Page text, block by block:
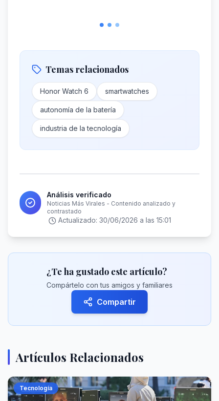
Temas relacionados
Honor Watch 6 smartwatches
autonomía de la batería
industria de la tecnología
Análisis verificado
Noticias Más Virales - Contenido analizado y
contrastado
Actualizado: 30/06/2026 a las 15:01
¿Te ha gustado este artículo?
Compártelo con tus amigos y familiares
Compartir
Artículos Relacionados
Tecnología